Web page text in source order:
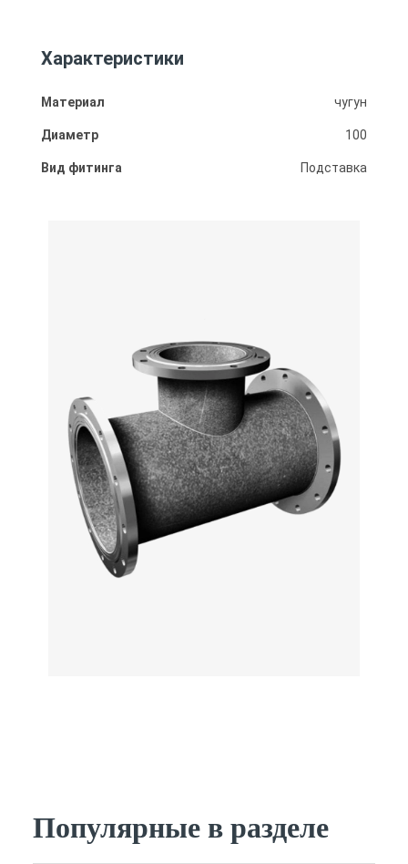
Характеристики
Материал чугун
Диаметр 100
Вид фитинга Подставка
Популярные в разделе